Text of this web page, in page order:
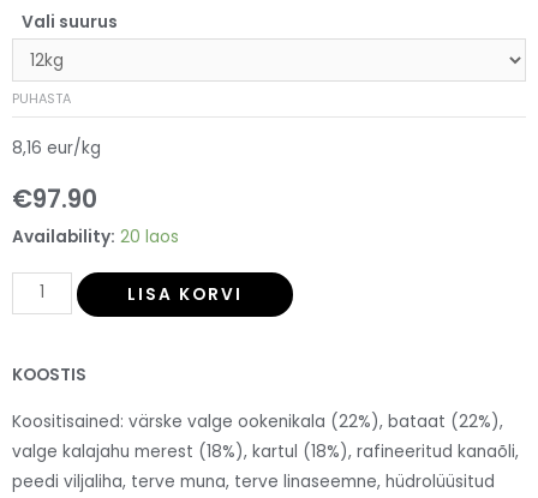
Vali suurus
PUHASTA
8,16 eur/kg
€97.90
Availability: 20 laos
LISA KORVI
KOOSTIS
Koositisained: värske valge ookenikala (22%), bataat (22%),
valge kalajahu merest (18%), kartul (18%), rafineeritud kanaõli,
peedi viljaliha, terve muna, terve linaseemne, hüdrolüüsitud